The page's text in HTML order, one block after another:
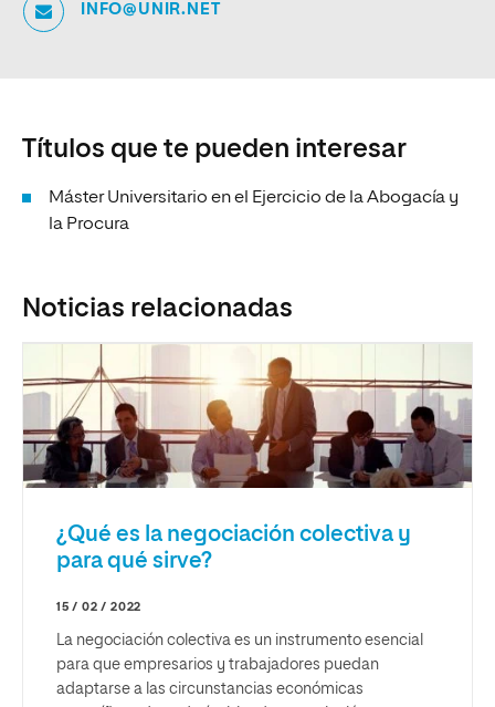
INFO@UNIR.NET
Títulos que te pueden interesar
Máster Universitario en el Ejercicio de la Abogacía y
la Procura
Noticias relacionadas
¿Qué es la negociación colectiva y
para qué sirve?
15 / 02 / 2022
La negociación colectiva es un instrumento esencial
para que empresarios y trabajadores puedan
adaptarse a las circunstancias económicas